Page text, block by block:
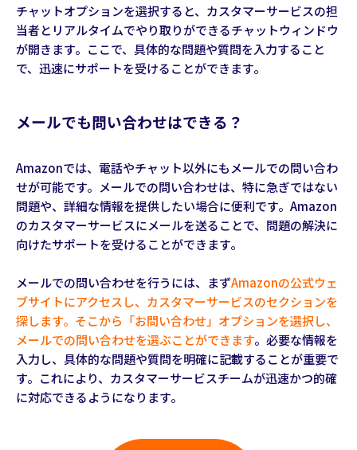
チャットオプションを選択すると、カスタマーサービスの担
当者とリアルタイムでやり取りができるチャットウィンドウ
が開きます。ここで、具体的な問題や質問を入力すること
で、迅速にサポートを受けることができます。
メールでも問い合わせはできる？
Amazonでは、電話やチャット以外にもメールでの問い合わ
せが可能です。メールでの問い合わせは、特に急ぎではない
問題や、詳細な情報を提供したい場合に便利です。Amazon
のカスタマーサービスにメールを送ることで、問題の解決に
向けたサポートを受けることができます。
メールでの問い合わせを行うには、まずAmazonの公式ウェ
ブサイトにアクセスし、カスタマーサービスのセクションを
探します。そこから「お問い合わせ」オプションを選択し、
メールでの問い合わせを選ぶことができます。必要な情報を
入力し、具体的な問題や質問を明確に記載することが重要で
す。これにより、カスタマーサービスチームが迅速かつ的確
に対応できるようになります。